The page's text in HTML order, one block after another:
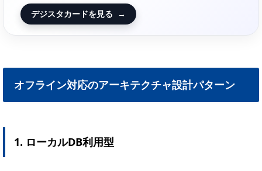
デジスタカードを見る →
オフライン対応のアーキテクチャ設計パターン
1. ローカルDB利用型